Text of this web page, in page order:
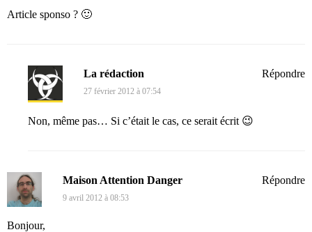
Article sponso ? 🙂
La rédaction
27 février 2012 à 07:54
Non, même pas… Si c’était le cas, ce serait écrit 😉
Répondre
Maison Attention Danger
9 avril 2012 à 08:53
Bonjour,
Répondre